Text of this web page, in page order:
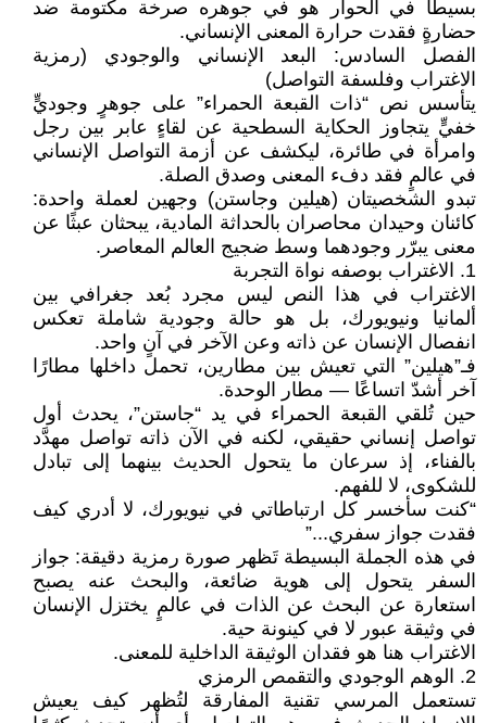
بسيطًا في الحوار هو في جوهره صرخة مكتومة ضد
حضارةٍ فقدت حرارة المعنى الإنساني.
الفصل السادس: البعد الإنساني والوجودي (رمزية
الاغتراب وفلسفة التواصل)
يتأسس نص “ذات القبعة الحمراء” على جوهرٍ وجوديٍّ
خفيٍّ يتجاوز الحكاية السطحية عن لقاءٍ عابر بين رجل
وامرأة في طائرة، ليكشف عن أزمة التواصل الإنساني
في عالمٍ فقد دفء المعنى وصدق الصلة.
تبدو الشخصيتان (هيلين وجاستن) وجهين لعملة واحدة:
كائنان وحيدان محاصران بالحداثة المادية، يبحثان عبثًا عن
معنى يبرّر وجودهما وسط ضجيج العالم المعاصر.
1. الاغتراب بوصفه نواة التجربة
الاغتراب في هذا النص ليس مجرد بُعد جغرافي بين
ألمانيا ونيويورك، بل هو حالة وجودية شاملة تعكس
انفصال الإنسان عن ذاته وعن الآخر في آنٍ واحد.
فـ”هيلين” التي تعيش بين مطارين، تحمل داخلها مطارًا
آخر أشدّ اتساعًا — مطار الوحدة.
حين تُلقي القبعة الحمراء في يد “جاستن”، يحدث أول
تواصل إنساني حقيقي، لكنه في الآن ذاته تواصل مهدَّد
بالفناء، إذ سرعان ما يتحول الحديث بينهما إلى تبادل
للشكوى، لا للفهم.
“كنت سأخسر كل ارتباطاتي في نيويورك، لا أدري كيف
فقدت جواز سفري...”
في هذه الجملة البسيطة تَظهر صورة رمزية دقيقة: جواز
السفر يتحول إلى هوية ضائعة، والبحث عنه يصبح
استعارة عن البحث عن الذات في عالمٍ يختزل الإنسان
في وثيقة عبور لا في كينونة حية.
الاغتراب هنا هو فقدان الوثيقة الداخلية للمعنى.
2. الوهم الوجودي والتقمص الرمزي
تستعمل المرسي تقنية المفارقة لتُظهر كيف يعيش